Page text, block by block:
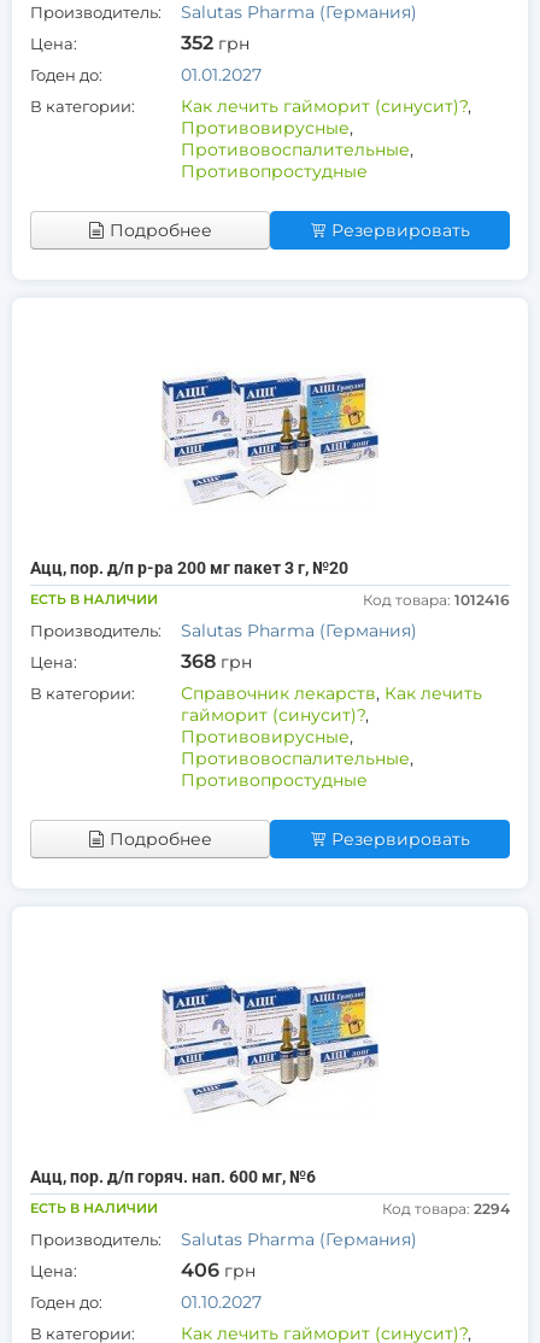
Производитель: Salutas Pharma (Германия)
Цена: 352 грн
Годен до: 01.01.2027
В категории: Как лечить гайморит (синусит)?,
Противовирусные,
Противовоспалительные,
Противопростудные
Подробнее Резервировать
Ацц, пор. д/п р-ра 200 мг пакет 3 г, №20
ЕСТЬ В НАЛИЧИИ Код товара: 1012416
Производитель: Salutas Pharma (Германия)
Цена: 368 грн
В категории: Справочник лекарств, Как лечить
гайморит (синусит)?,
Противовирусные,
Противовоспалительные,
Противопростудные
Подробнее Резервировать
Ацц, пор. д/п горяч. нап. 600 мг, №6
ЕСТЬ В НАЛИЧИИ Код товара: 2294
Производитель: Salutas Pharma (Германия)
Цена: 406 грн
Годен до: 01.10.2027
В категории: Как лечить гайморит (синусит)?,